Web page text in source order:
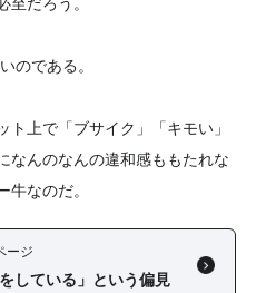
のである。
ト上で「ブサイク」「キモい」
なんのなんの違和感ももたれな
牛なのだ。
ージ
している」という偏見